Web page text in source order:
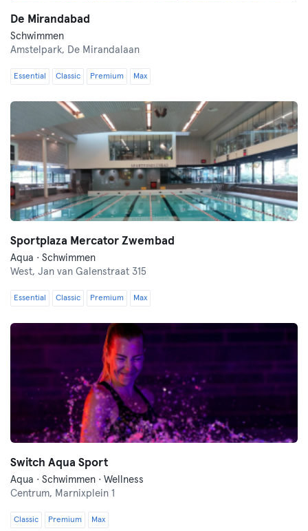
De Mirandabad
Schwimmen
Amstelpark, De Mirandalaan
Essential Classic Premium Max
Sportplaza Mercator Zwembad
Aqua · Schwimmen
West, Jan van Galenstraat 315
Essential Classic Premium Max
Switch Aqua Sport
Aqua · Schwimmen · Wellness
Centrum, Marnixplein 1
Classic Premium Max